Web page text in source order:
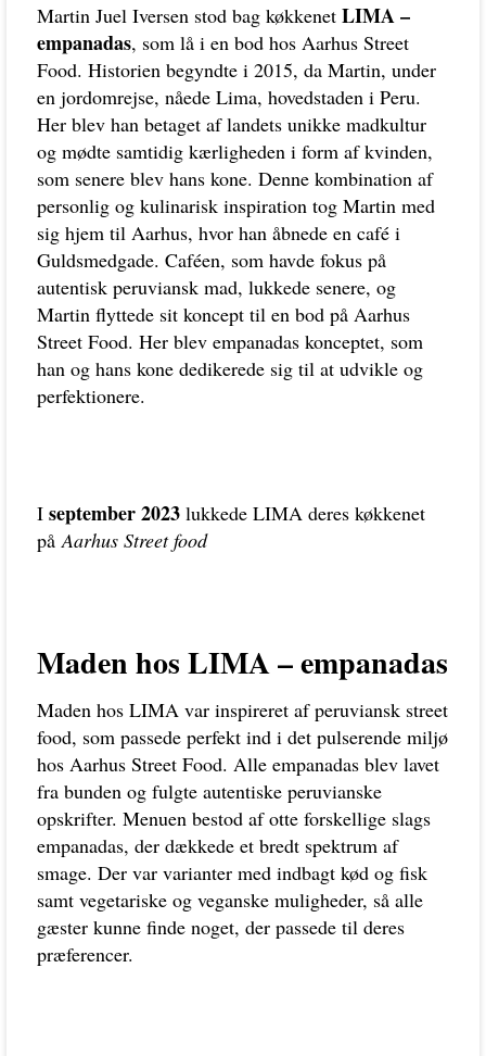
Martin Juel Iversen stod bag køkkenet LIMA –
empanadas, som lå i en bod hos Aarhus Street
Food. Historien begyndte i 2015, da Martin, under
en jordomrejse, nåede Lima, hovedstaden i Peru.
Her blev han betaget af landets unikke madkultur
og mødte samtidig kærligheden i form af kvinden,
som senere blev hans kone. Denne kombination af
personlig og kulinarisk inspiration tog Martin med
sig hjem til Aarhus, hvor han åbnede en café i
Guldsmedgade. Caféen, som havde fokus på
autentisk peruviansk mad, lukkede senere, og
Martin flyttede sit koncept til en bod på Aarhus
Street Food. Her blev empanadas konceptet, som
han og hans kone dedikerede sig til at udvikle og
perfektionere.
I september 2023 lukkede LIMA deres køkkenet
påAarhus Street food
Maden hos LIMA – empanadas
Maden hos LIMA var inspireret af peruviansk street
food, som passede perfekt ind i det pulserende miljø
hos Aarhus Street Food. Alle empanadas blev lavet
fra bunden og fulgte autentiske peruvianske
opskrifter. Menuen bestod af otte forskellige slags
empanadas, der dækkede et bredt spektrum af
smage. Der var varianter med indbagt kød og fisk
samt vegetariske og veganske muligheder, så alle
gæster kunne finde noget, der passede til deres
præferencer.